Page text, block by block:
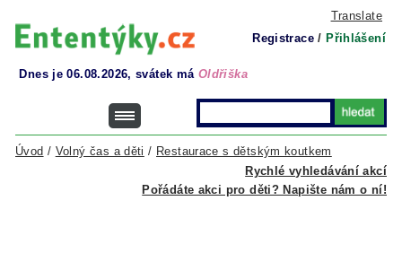
Translate
Registrace / Přihlášení
Dnes je 06.08.2026, svátek má Oldřiška
Rychlé vyhledávání akcí
Úvod / Volný čas a děti / Restaurace s dětským koutkem
Pořádáte akci pro děti? Napište nám o ní!